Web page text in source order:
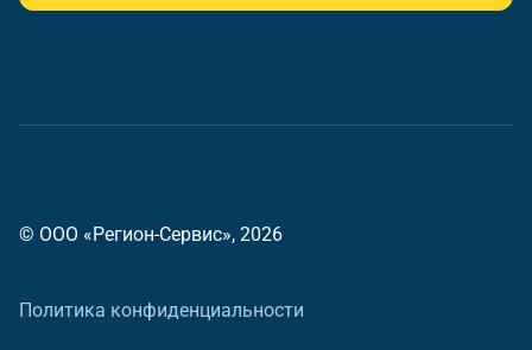
© ООО «Регион-Сервис», 2026
Политика конфиденциальности